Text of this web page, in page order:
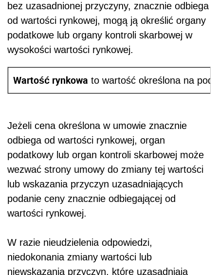
bez uzasadnionej przyczyny, znacznie odbiega
od wartości rynkowej, mogą ją określić organy
podatkowe lub organy kontroli skarbowej w
wysokości wartości rynkowej.
Wartość rynkowa to wartość określona na
Jeżeli cena określona w umowie znacznie
odbiega od wartości rynkowej, organ
podatkowy lub organ kontroli skarbowej może
wezwać strony umowy do zmiany tej wartości
lub wskazania przyczyn uzasadniających
podanie ceny znacznie odbiegającej od
wartości rynkowej.
W razie nieudzielenia odpowiedzi,
niedokonania zmiany wartości lub
niewskazania przyczyn, które uzasadniają